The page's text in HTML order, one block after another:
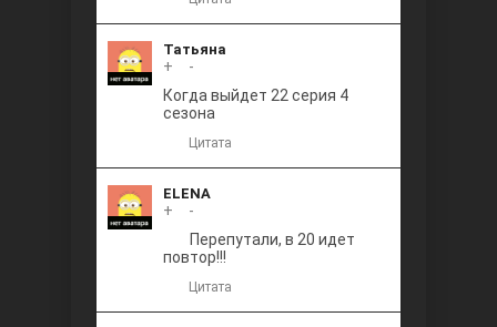
Татьяна
+
-
Когда выйдет 22 серия 4
сезона
Цитата
ELENA
+
-
Перепутали, в 20 идет
повтор!!!
Цитата